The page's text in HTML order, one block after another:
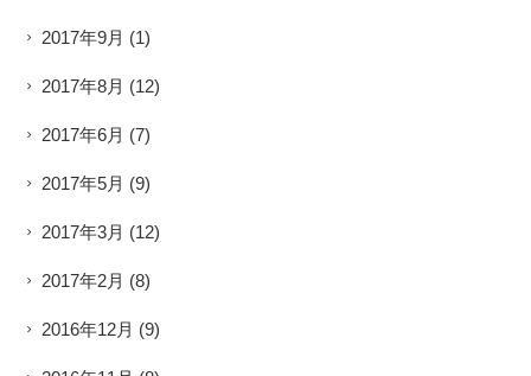
2017年9月 (1)
2017年8月 (12)
2017年6月 (7)
2017年5月 (9)
2017年3月 (12)
2017年2月 (8)
2016年12月 (9)